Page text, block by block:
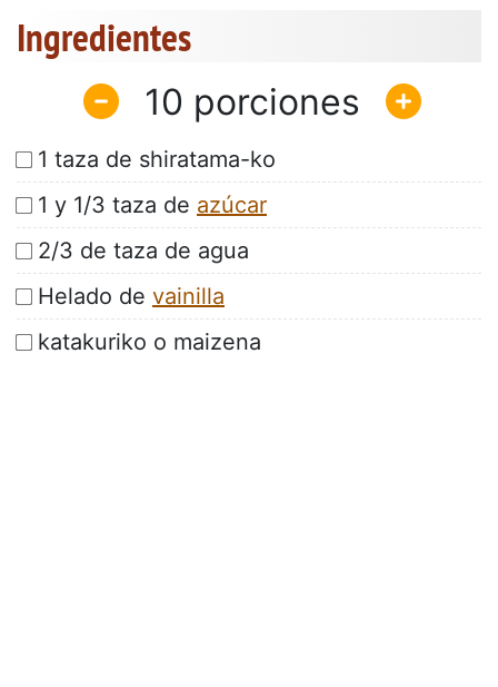
Ingredientes
10
1 taza de shiratama-ko
1 y 1/3 taza de azúcar
2/3 de taza de agua
Helado de vainilla
katakuriko o maizena